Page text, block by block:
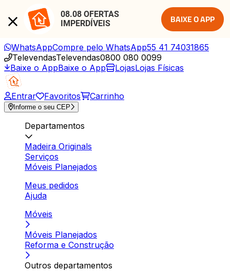
08.08 OFERTAS
IMPERDÍVEIS
BAIXE O APP
WhatsAppCompre pelo WhatsApp55 41 74031865
TelevendasTelevendas0800 080 0099
Baixe o AppBaixe o App LojasLojas Físicas
Entrar Favoritos Carrinho
Informe o seu CEP
Departamentos
Madeira Originals
Serviços
Móveis Planejados
Meus pedidos
Ajuda
Móveis
Móveis Planejados
Reforma e Construção
Outros departamentos